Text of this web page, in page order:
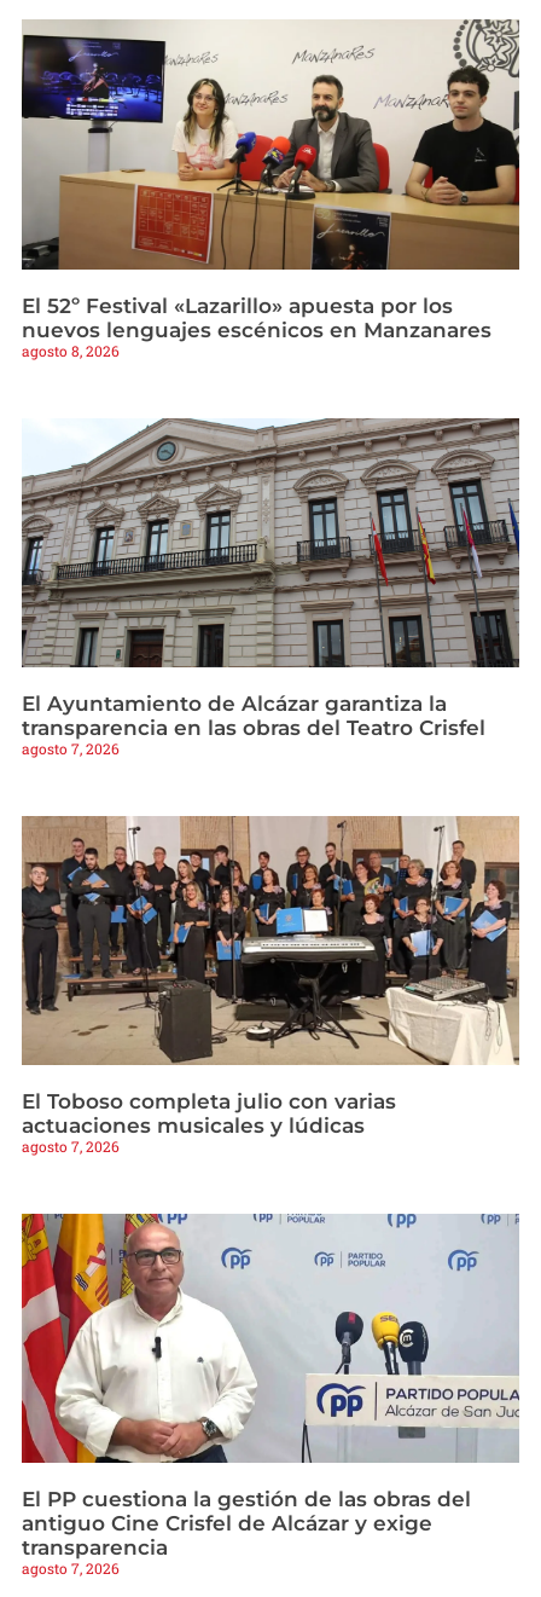
El 52º Festival «Lazarillo» apuesta por los
nuevos lenguajes escénicos en Manzanares
agosto 8, 2026
El Ayuntamiento de Alcázar garantiza la
transparencia en las obras del Teatro Crisfel
agosto 7, 2026
El Toboso completa julio con varias
actuaciones musicales y lúdicas
agosto 7, 2026
El PP cuestiona la gestión de las obras del
antiguo Cine Crisfel de Alcázar y exige
transparencia
agosto 7, 2026